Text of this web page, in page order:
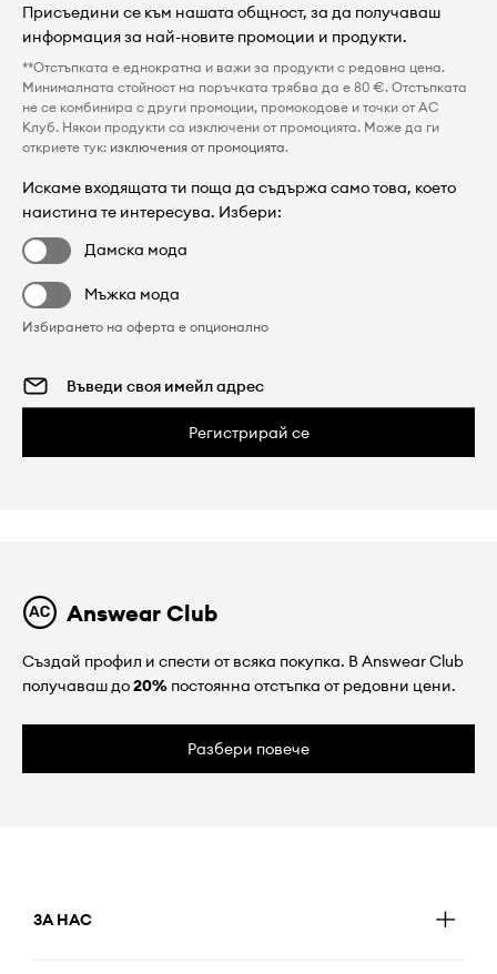
Присъедини се към нашата общност, за да получаваш
информация за най-новите промоции и продукти.
**Отстъпката е еднократна и важи за продукти с редовна цена.
Минималната стойност на поръчката трябва да е 80 €. Отстъпката
не се комбинира с други промоции, промокодове и точки от AC
Клуб. Някои продукти са изключени от промоцията. Може да ги
откриете тук: изключения от промоцията.
Искаме входящата ти поща да съдържа само това, което
наистина те интересува. Избери:
Дамска мода
Мъжка мода
Избирането на оферта е опционално
Регистрирай се
Answear Club
Създай профил и спести от всяка покупка. В Answear Club
получаваш до20% постоянна отстъпка от редовни цени.
Разбери повече
ЗА НАС